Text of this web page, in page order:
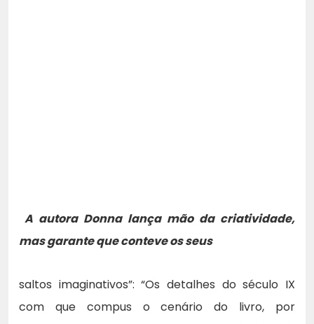
A autora Donna lança mão da criatividade,
mas garante que conteve os seus
saltos imaginativos”: “Os detalhes do século IX
com que compus o cenário do livro, por